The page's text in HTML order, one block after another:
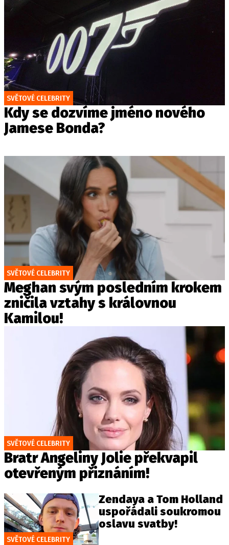
SVĚTOVÉ CELEBRITY
Kdy se dozvíme jméno nového
Jamese Bonda?
SVĚTOVÉ CELEBRITY
Meghan svým posledním krokem
zničila vztahy s královnou
Kamilou!
SVĚTOVÉ CELEBRITY
Bratr Angeliny Jolie překvapil
otevřeným přiznáním!
SVĚTOVÉ CELEBRITY
Zendaya a Tom Holland
uspořádali soukromou
oslavu svatby!